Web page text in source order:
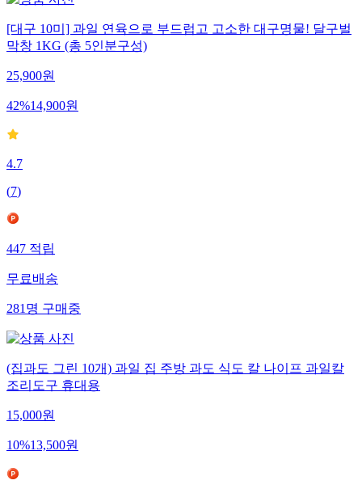
[대구 10미] 과일 연육으로 부드럽고 고소한 대구명물! 달구벌
막창 1KG (총 5인분구성)
25,900원
42%14,900원
4.7
(7)
447적립
무료배송
281명구매중
(집과도 그린 10개) 과일 집 주방 과도 식도 칼 나이프 과일칼
조리도구 휴대용
15,000원
10%13,500원